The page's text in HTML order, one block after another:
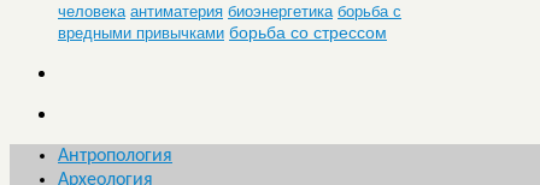
человека антиматерия биоэнергетика борьба с
вредными привычками борьба со стрессом
Антропология
Археология